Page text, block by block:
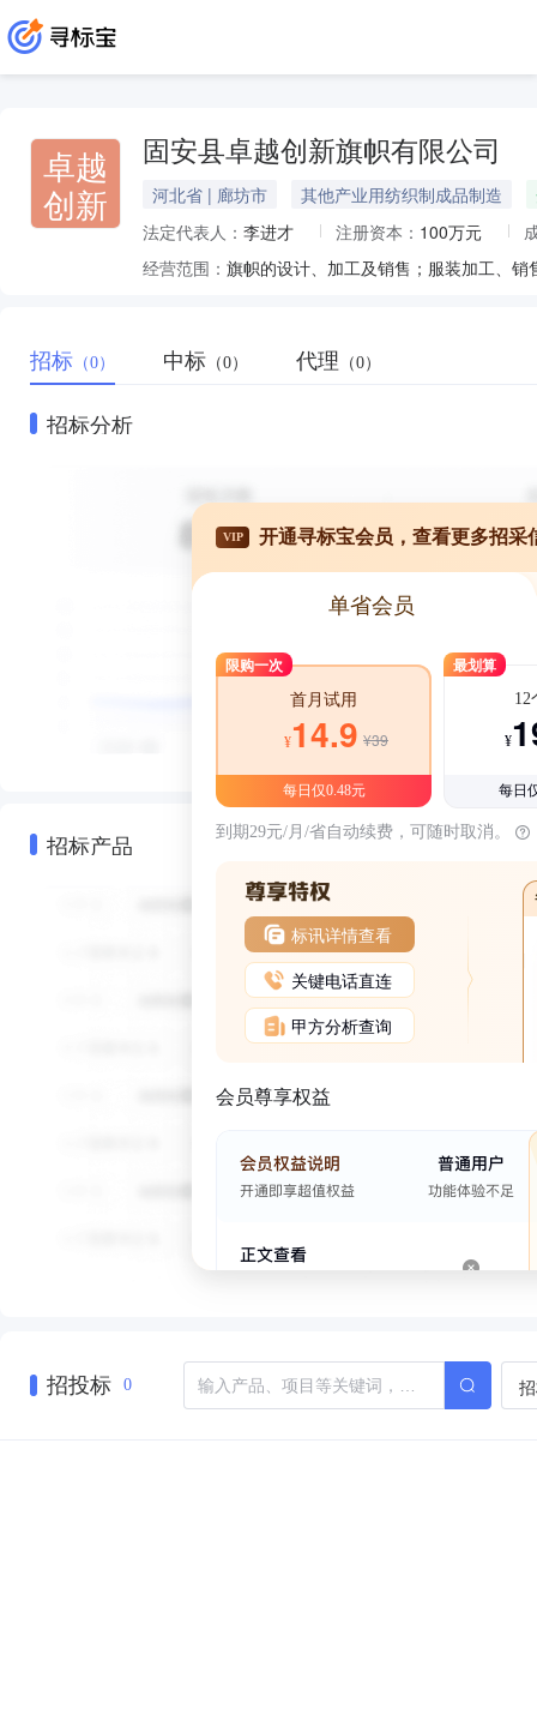
卓越
创新
固安县卓越创新旗帜有限公司
河北省 | 廊坊市 其他产业用纺织制成品制造
法定代表人： 李进才 注册资本： 100万元
经营范围：
招标 （0） 中标 （0） 代理 （0）
招标分析
招标产品
VIP 开通寻标宝会员，查看更多招采
单省会员
限购一次
首月试用
¥14.9 ¥39
每日仅0.48元
最划算
12
¥
每日
到期29元/月/省自动续费，可随时取消。
标讯详情查看
关键电话直连
甲方分析查询
会员尊享权益
招投标 0